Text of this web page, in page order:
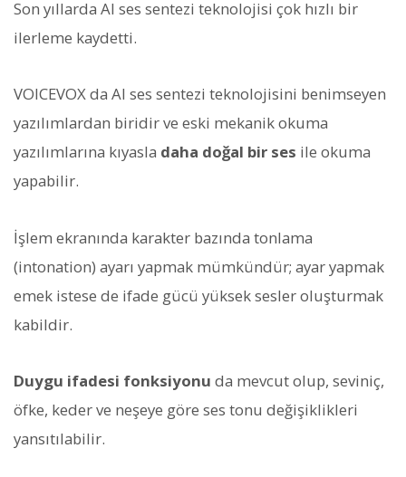
Son yıllarda AI ses sentezi teknolojisi çok hızlı bir
ilerleme kaydetti.
VOICEVOX da AI ses sentezi teknolojisini benimseyen
yazılımlardan biridir ve eski mekanik okuma
yazılımlarına kıyasla daha doğal bir ses ile okuma
yapabilir.
İşlem ekranında karakter bazında tonlama
(intonation) ayarı yapmak mümkündür; ayar yapmak
emek istese de ifade gücü yüksek sesler oluşturmak
kabildir.
Duygu ifadesi fonksiyonu da mevcut olup, seviniç,
öfke, keder ve neşeye göre ses tonu değişiklikleri
yansıtılabilir.